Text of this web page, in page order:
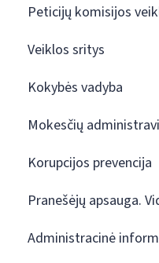
Peticijų komisijos
Veiklos sritys
Kokybės vadyba
Mokesčių
Korupcijos prevencija
Pranešėjų apsauga.
Administracinė